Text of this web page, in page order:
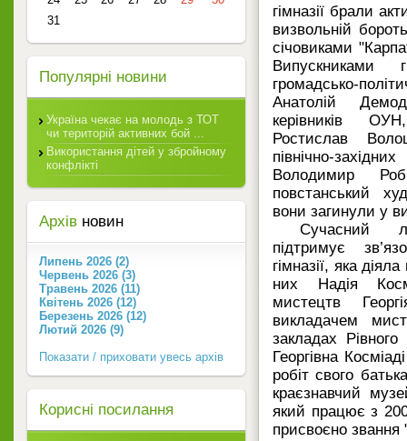
гімназії брали
визвольній
січовиками
Випускниками
громадсько-
Анатолій
керівників
Ростислав
північно-
Володимир
повстанський
вони загинули у
Сучасний
підтримує
гімназії, яка
них Надія
мистецтв
викладачем
закладах
Георгівна
робіт свого
краєзнавчий
який працює з
присвоєно
31
Популярні новини
Україна чекає на молодь з ТОТ
чи територій активних бой ...
Використання дітей у збройному
конфлікті
Архів новин
Липень 2026 (2)
Червень 2026 (3)
Травень 2026 (11)
Квітень 2026 (12)
Березень 2026 (12)
Лютий 2026 (9)
Показати / приховати увесь архів
Корисні посилання